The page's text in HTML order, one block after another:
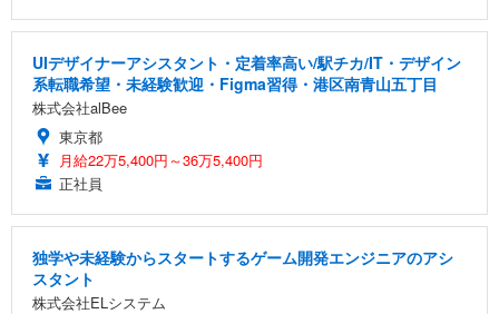
UIデザイナーアシスタント・定着率高い/駅チカ/IT・デザイン
系転職希望・未経験歓迎・Figma習得・港区南青山五丁目
株式会社alBee
東京都
月給22万5,400円～36万5,400円
正社員
独学や未経験からスタートするゲーム開発エンジニアのアシ
スタント
株式会社ELシステム